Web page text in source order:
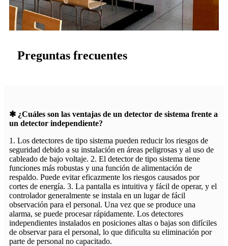
Preguntas frecuentes
✱ ¿Cuáles son las ventajas de un detector de sistema frente a
un detector independiente?
1. Los detectores de tipo sistema pueden reducir los riesgos de
seguridad debido a su instalación en áreas peligrosas y al uso de
cableado de bajo voltaje. 2. El detector de tipo sistema tiene
funciones más robustas y una función de alimentación de
respaldo. Puede evitar eficazmente los riesgos causados ​​por
cortes de energía. 3. La pantalla es intuitiva y fácil de operar, y el
controlador generalmente se instala en un lugar de fácil
observación para el personal. Una vez que se produce una
alarma, se puede procesar rápidamente. Los detectores
independientes instalados en posiciones altas o bajas son difíciles
de observar para el personal, lo que dificulta su eliminación por
parte de personal no capacitado.